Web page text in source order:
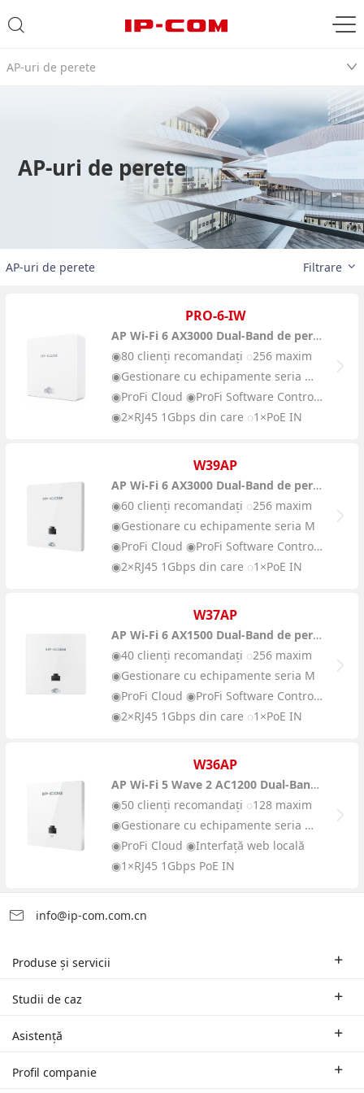
AP-uri de perete
AP-uri de perete
AP-uri de perete Filtrare
PRO-6-IW
AP Wi-Fi 6 AX3000 Dual-Band de perete
◉80 clienți recomandați ◌256 maxim
◉Gestionare cu echipamente seria M și AC
◉ProFi Cloud ◉ProFi Software Controller ◉Interfață web locală
◉2×RJ45 1Gbps din care ◌1×PoE IN
W39AP
AP Wi-Fi 6 AX3000 Dual-Band de perete
◉60 clienți recomandați ◌256 maxim
◉Gestionare cu echipamente seria M
◉ProFi Cloud ◉ProFi Software Controller ◉Interfață web locală
◉2×RJ45 1Gbps din care ◌1×PoE IN
W37AP
AP Wi-Fi 6 AX1500 Dual-Band de perete
◉40 clienți recomandați ◌256 maxim
◉Gestionare cu echipamente seria M
◉ProFi Cloud ◉ProFi Software Controller ◉Interfață web locală
◉2×RJ45 1Gbps din care ◌1×PoE IN
W36AP
AP Wi-Fi 5 Wave 2 AC1200 Dual-Band de perete
◉50 clienți recomandați ◌128 maxim
◉Gestionare cu echipamente seria M și AC
◉ProFi Cloud ◉Interfață web locală
◉1×RJ45 1Gbps PoE IN
info@ip-com.com.cn
Produse și servicii
Rutere pentru mediul de afaceri
Echipamente Wi-Fi pentru distanțe mari
Studii de caz
Soluții oferite în funcție de domeniul de activitate
Asistență
Sucursale și suport tehnic regional
Profil companie